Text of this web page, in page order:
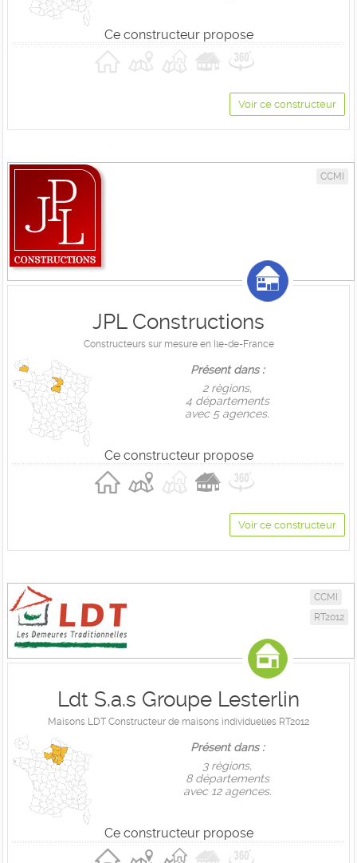
Ce constructeur propose
Voir ce constructeur
CCMI
JPL Constructions
Constructeurs sur mesure en Ile-de-France
Présent dans :
2 règions,
4 départements
avec 5 agences.
Ce constructeur propose
Voir ce constructeur
CCMI
RT2012
Ldt S.a.s Groupe Lesterlin
Maisons LDT Constructeur de maisons individuelles RT2012
Présent dans :
3 règions,
8 départements
avec 12 agences.
Ce constructeur propose